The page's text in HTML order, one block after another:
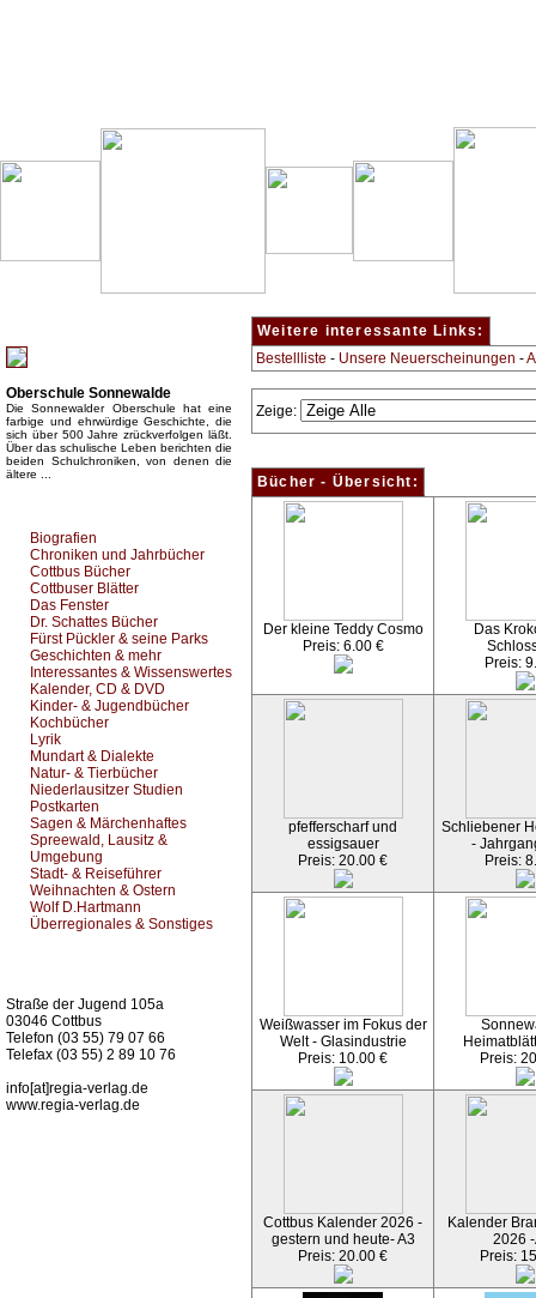
Oberschule Sonnewalde
Die Sonnewalder Oberschule hat eine
farbige und ehrwürdige Geschichte, die
sich über 500 Jahre zrückverfolgen läßt.
Über das schulische Leben berichten die
beiden Schulchroniken, von denen die
ältere ...
Biografien
Chroniken und Jahrbücher
Cottbus Bücher
Cottbuser Blätter
Das Fenster
Dr. Schattes Bücher
Fürst Pückler & seine Parks
Geschichten & mehr
Interessantes & Wissenswertes
Kalender, CD & DVD
Kinder- & Jugendbücher
Kochbücher
Lyrik
Mundart & Dialekte
Natur- & Tierbücher
Niederlausitzer Studien
Postkarten
Sagen & Märchenhaftes
Spreewald, Lausitz &
Umgebung
Stadt- & Reiseführer
Weihnachten & Ostern
Wolf D.Hartmann
Überregionales & Sonstiges
Straße der Jugend 105a
03046 Cottbus
Telefon (03 55) 79 07 66
Telefax (03 55) 2 89 10 76
info[at]regia-verlag.de
www.regia-verlag.de
Weitere interessante Links:
Bestellliste - Unsere Neuerscheinungen -
Zeige:
Bücher - Übersicht:
Der kleine Teddy Cosmo
Preis: 6.00 €
Das
Preis:
pfefferscharf und
essigsauer
Preis: 20.00 €
Schliebener
-
Preis:
Weißwasser im Fokus der
Welt - Glasindustrie
Preis: 10.00 €
Preis:
Cottbus Kalender 2026 -
gestern und heute- A3
Preis: 20.00 €
Kalender
2026
Preis: